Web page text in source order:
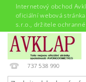
Internetový obchod
oficiální webová
s.r.o., držitele
737 538 990